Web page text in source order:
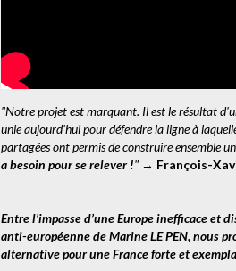
"Notre projet est marquant. Il est le résultat
unie aujourd'hui pour défendre la ligne à
partagées ont permis de construire ensemble
a besoin pour se relever !" → François-
Entre l’impasse d’une Europe inefficace et
anti-européenne de Marine LE PEN, nous
alternative pour une France forte et